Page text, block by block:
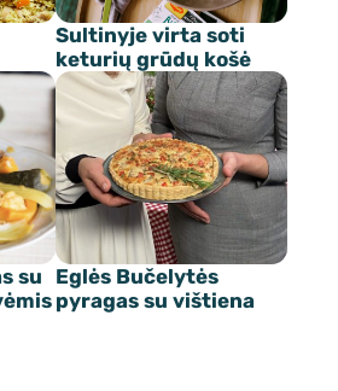
Sultinyje virta soti
keturių grūdų košė
su
Eglės Bučelytės
pyragas su vištiena